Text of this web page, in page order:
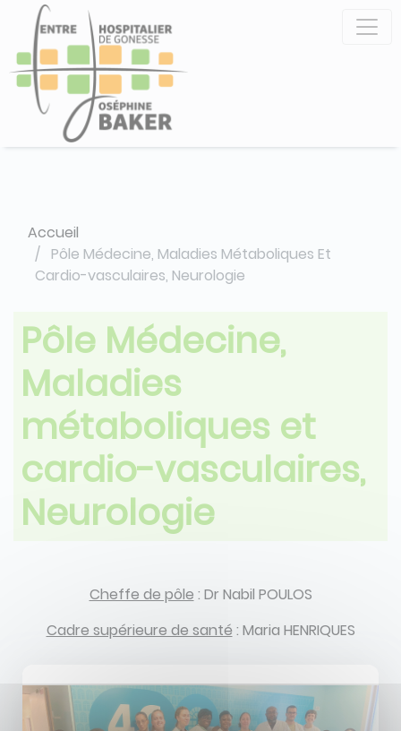
contenu
principal
Accueil
Pôle Médecine, Maladies Métaboliques Et
Cardio-vasculaires, Neurologie
Pôle Médecine,
Maladies
métaboliques et
cardio-vasculaires,
Neurologie
DescriptionCheffe de pôle : Dr Nabil POULOS
Cadre supérieure de santé: Maria HENRIQUES
Panneau de gestion des cookies